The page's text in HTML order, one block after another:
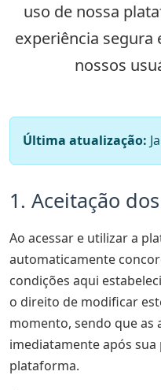
uso de nossa
experiência segura
nossos
Última atualização:
1. Aceitação
Ao acessar e utilizar a
automaticamente
condições aqui
o direito de modificar
momento, sendo que
imediatamente após sua
plataforma.